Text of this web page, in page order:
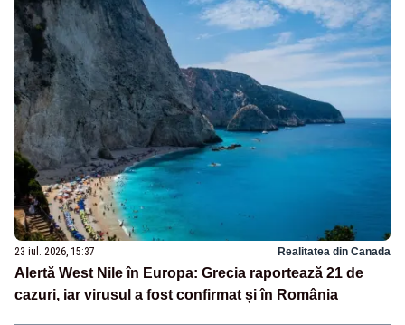
23 iul. 2026, 15:37 Realitatea din Canada
Alertă West Nile în Europa: Grecia raportează 21 de
cazuri, iar virusul a fost confirmat și în România